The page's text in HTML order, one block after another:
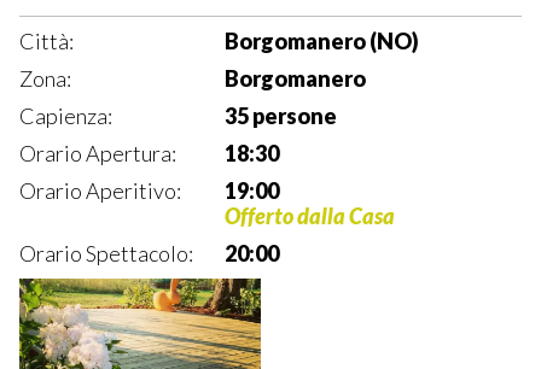
Città:
Borgomanero (NO)
Zona:
Borgomanero
Capienza:
35 persone
Orario Apertura:
18:30
Orario Aperitivo:
19:00
Offerto dalla Casa
Orario Spettacolo:
20:00